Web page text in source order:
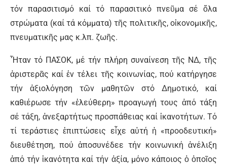
τόν παρασιτισμό καί τό παρασιτικό πνεῦμα σέ ὅλα
στρώματα (καί τά κόμματα) τῆς πολιτικῆς, οἰκονομικῆς,
πνευματικῆς μας κ.λπ. ζωῆς.
Ἦταν τό ΠΑΣΟΚ, μέ τήν πλήρη συναίνεση τῆς ΝΔ, τῆς
ἀριστερᾶς καί ἐν τέλει τῆς κοινωνίας, πού κατήργησε
τήν ἀξιολόγηση τῶν μαθητῶν στό Δημοτικό, καί
καθιέρωσε τήν «ἐλεύθερη» προαγωγή τους ἀπό τάξη
σέ τάξη, ἀνεξαρτήτως προσπάθειας καί ἱκανοτήτων. Τό
τί τεράστιες ἐπιπτώσεις εἶχε αὐτή ἡ «προοδευτική»
διευθέτηση, πού ἀποσυνέδεε τήν κοινωνική ἀνέλιξη
ἀπό τήν ἱκανότητα καί τήν ἀξία, μόνο κάποιος ὁ ὁποῖος